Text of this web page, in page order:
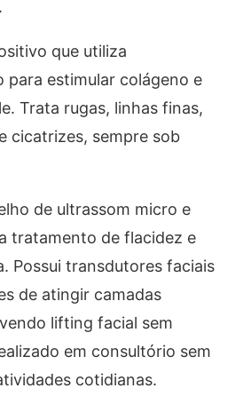
que utiliza
para estimular colágeno e
Trata rugas, linhas finas,
cicatrizes, sempre sob
de ultrassom micro e
tratamento de flacidez e
Possui transdutores faciais
de atingir camadas
lifting facial sem
em consultório sem
cotidianas.